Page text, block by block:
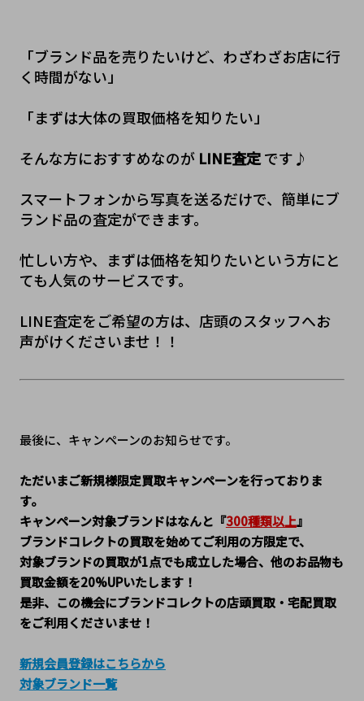
「ブランド品を売りたいけど、わざわざお店に行
く時間がない」
「まずは大体の買取価格を知りたい」
そんな方におすすめなのが LINE査定 です♪
スマートフォンから写真を送るだけで、簡単にブ
ランド品の査定ができます。
忙しい方や、まずは価格を知りたいという方にと
ても人気のサービスです。
LINE査定をご希望の方は、店頭のスタッフへお
声がけくださいませ！！
最後に、キャンペーンのお知らせです。
ただいまご新規様限定買取キャンペーンを行っておりま
す。
キャンペーン対象ブランドはなんと『300種類以上』
ブランドコレクトの買取を始めてご利用の方限定で、
対象ブランドの買取が1点でも成立した場合、他のお品物も
買取金額を20%UPいたします！
是非、この機会にブランドコレクトの店頭買取・宅配買取
をご利用くださいませ！
新規会員登録はこちらから
対象ブランド一覧